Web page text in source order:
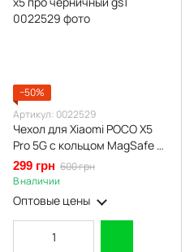
−50%
Артикул: 0022529
Чехол для Xiaomi POCO X5
Pro 5G с кольцом MagSafe с
золотой окантовкой на поко
х5 про черничный gs1
299 грн 600 грн
В наличии
Оптовые цены